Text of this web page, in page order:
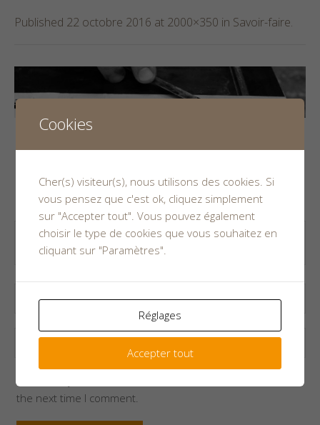
Published 22 octobre 2016 at 2000×350 in Savoir-faire.
Your email address will not be published.
the next time I comment.
Cookies
Cher(s) visiteur(s), nous utilisons des cookies. Si
vous pensez que c'est ok, cliquez simplement
sur "Accepter tout". Vous pouvez également
choisir le type de cookies que vous souhaitez en
cliquant sur "Paramètres".
Réglages
Accepter tout